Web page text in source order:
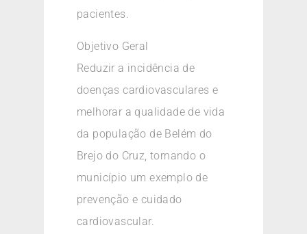
pacientes.
Objetivo Geral
Reduzir a incidência de
doenças cardiovasculares e
melhorar a qualidade de vida
da população de Belém do
Brejo do Cruz, tornando o
município um exemplo de
prevenção e cuidado
cardiovascular.